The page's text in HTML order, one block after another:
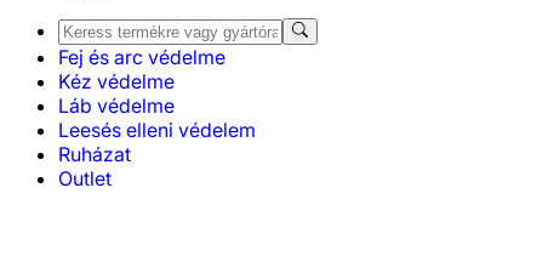
Fej és arc védelme
Kéz védelme
Láb védelme
Leesés elleni védelem
Ruházat
Outlet